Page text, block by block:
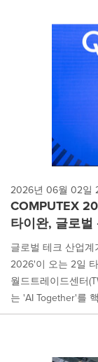
2026년 06월 02일
COMPUTEX
타이완, 글로
글로벌 테크 산업
2026'이 오는 2일
월드트레이드센터
는 'AI Together'를